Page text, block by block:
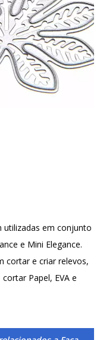
utilizadas em conjunto
e Mini Elegance.
cortar e criar relevos,
Papel, EVA e